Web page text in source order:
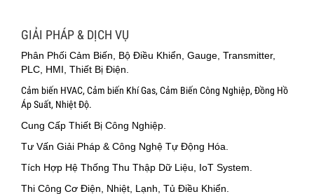
GIẢI PHÁP & DỊCH VỤ
Phân Phối Cảm Biến, Bộ Điều Khiển, Gauge, Transmitter,
PLC, HMI, Thiết Bị Điện.
Cảm biến HVAC, Cảm biến Khí Gas, Cảm Biến Công Nghiệp, Đồng Hồ
Áp Suất, Nhiệt Độ.
Cung Cấp Thiết Bị Công Nghiệp.
Tư Vấn Giải Pháp & Công Nghệ Tự Động Hóa.
Tích Hợp Hệ Thống Thu Thập Dữ Liệu, IoT System.
Thi Công Cơ Điện, Nhiệt, Lạnh, Tủ Điều Khiển.